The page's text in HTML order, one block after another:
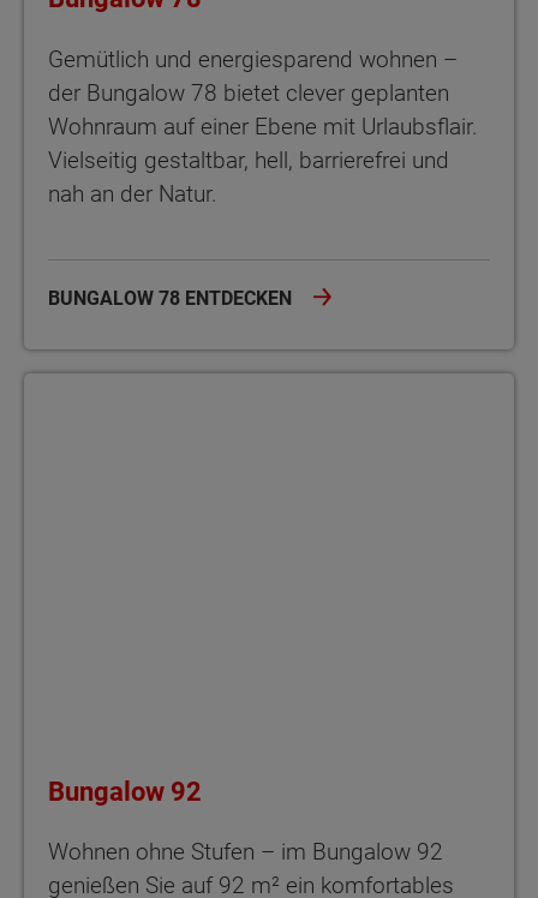
Gemütlich und energiesparend wohnen –
der Bungalow 78 bietet clever geplanten
Wohnraum auf einer Ebene mit Urlaubsflair.
Vielseitig gestaltbar, hell, barrierefrei und
nah an der Natur.
BUNGALOW 78 ENTDECKEN
Bungalow 92
Wohnen ohne Stufen – im Bungalow 92
genießen Sie auf 92 m² ein komfortables